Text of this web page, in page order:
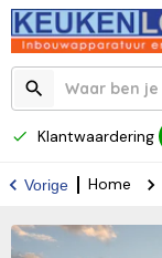
Klantwaardering
Vorige Home